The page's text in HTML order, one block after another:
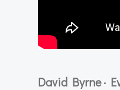
David Byrne ·